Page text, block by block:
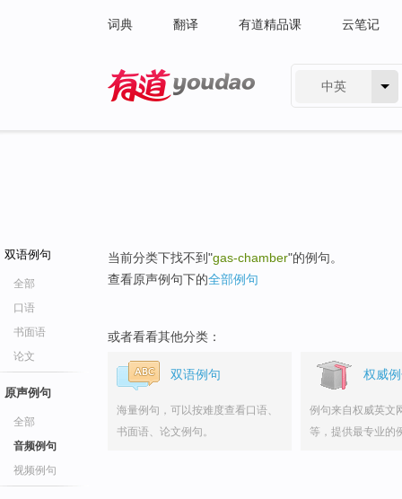
词典 翻译 有道精品课 云笔记
中英
双语例句
全部
口语
书面语
论文
原声例句
全部
音频例句
视频例句
当前分类下找不到"gas-chamber"的例句。
查看原声例句下的全部例句
或者看看其他分类：
双语例句
海量例句，可以按难度查看口语、
书面语、论文例句。
权威
例句来自权威英文
等，提供最专业的